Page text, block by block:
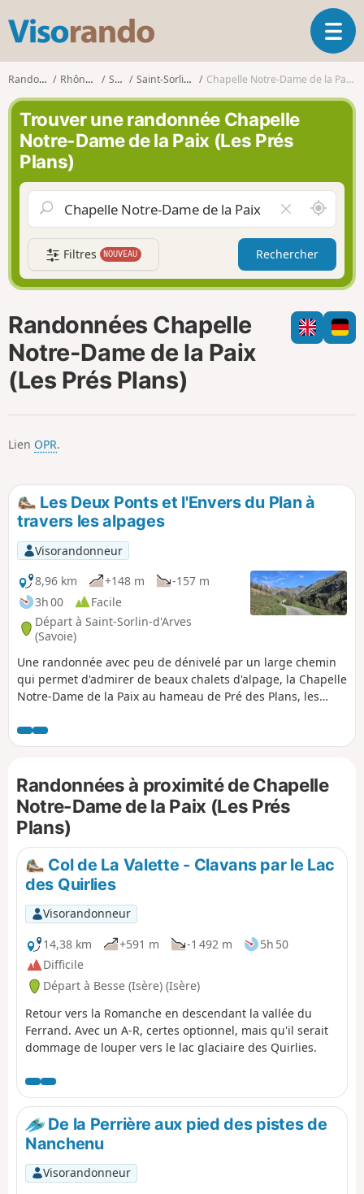
s
o
r
n
d
O
u
v
a
i
g
t
i
o
n
Randonnées Rhône-Alpes Savoie Saint-Sorlin-d'Arves Chapelle Notre-Dame de la Paix (Les Prés Plans)
Trouver une randonnée Chapelle
Notre-Dame de la Paix (Les Prés
Plans)
i
d
e
r
l
e
h
A
u
t
u
r
d
e
m
Filtres NOUVEAU Rechercher
Randonnées Chapelle
Notre-Dame de la Paix
(Les Prés Plans)
Lien OPR.
Les Deux Ponts et l'Envers du Plan à
travers les alpages
Visorandonneur
8,96 km
+148 m
-157 m
3h 00
Facile
Départ à Saint-Sorlin-d'Arves
(Savoie)
Une randonnée avec peu de dénivelé par un large chemin
qui permet d'admirer de beaux chalets d'alpage, la Chapelle
Notre-Dame de la Paix au hameau de Pré des Plans, les
Randonnées à proximité de Chapelle
Notre-Dame de la Paix (Les Prés
Plans)
Col de La Valette - Clavans par le Lac
des Quirlies
Visorandonneur
14,38 km
+591 m -1 492 m
5h 50
Difficile
Départ à Besse (Isère) (Isère)
Retour vers la Romanche en descendant la vallée du
Ferrand. Avec un A-R, certes optionnel, mais qu'il serait
dommage de louper vers le lac glaciaire des Quirlies.
De la Perrière aux pied des pistes de
Nanchenu
Visorandonneur